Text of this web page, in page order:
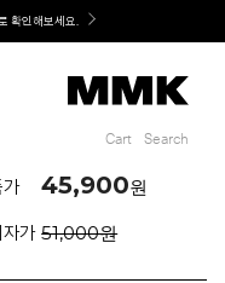
확인해보세요.
Cart Search
가 45,900원
가 51,000원